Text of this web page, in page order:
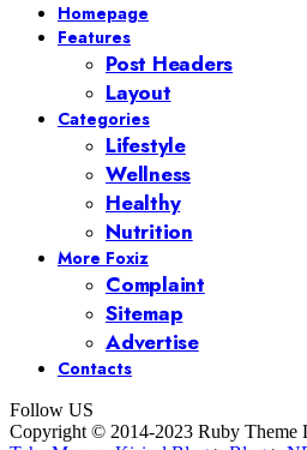
Homepage
Features
Post Headers
Layout
Categories
Lifestyle
Wellness
Healthy
Nutrition
More Foxiz
Complaint
Sitemap
Advertise
Contacts
Follow US
Copyright © 2014-2023 Ruby Theme